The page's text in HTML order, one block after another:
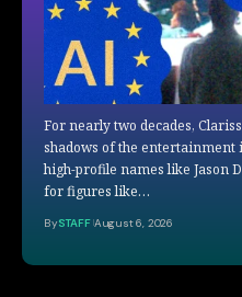
For nearly two decades,
shadows of the
high-profile names like Jason
for figures like…
BySTAFF August 6, 2026